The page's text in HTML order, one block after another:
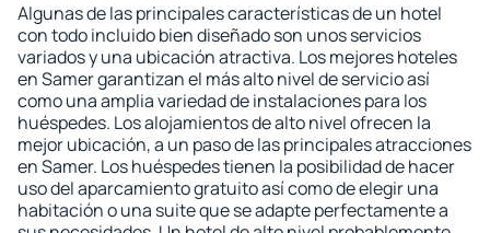
Algunas de las principales características de un hotel
con todo incluido bien diseñado son unos servicios
variados y una ubicación atractiva. Los mejores hoteles
en Samer garantizan el más alto nivel de servicio así
como una amplia variedad de instalaciones para los
huéspedes. Los alojamientos de alto nivel ofrecen la
mejor ubicación, a un paso de las principales atracciones
en Samer. Los huéspedes tienen la posibilidad de hacer
uso del aparcamiento gratuito así como de elegir una
habitación o una suite que se adapte perfectamente a